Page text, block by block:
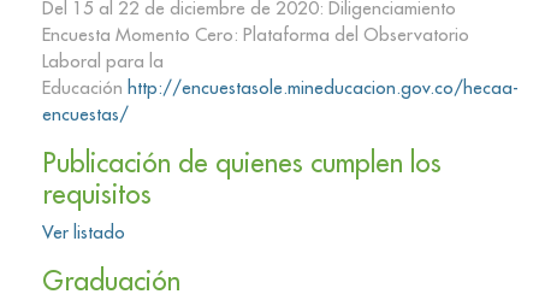
Del 15 al 22 de diciembre de 2020: Diligenciamiento
Encuesta Momento Cero: Plataforma del Observatorio
Laboral para la
Educación http://encuestasole.mineducacion.gov.co/hecaa-
encuestas/
Publicación de quienes cumplen los
requisitos
Ver listado
Graduación